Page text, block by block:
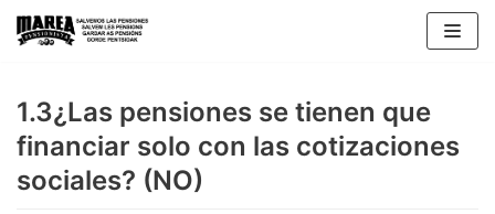
Skip
1.3¿Las pensiones se tienen que
financiar solo con las cotizaciones
sociales? (NO)